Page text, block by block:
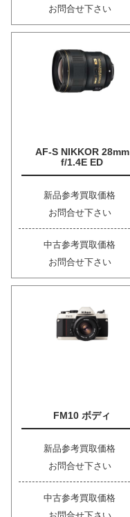
お問合せ下さい
AF-S NIKKOR 28mm
f/1.4E ED
新品参考買取価格
お問合せ下さい
中古参考買取価格
お問合せ下さい
FM10 ボディ
新品参考買取価格
お問合せ下さい
中古参考買取価格